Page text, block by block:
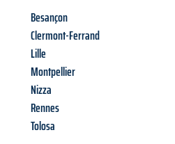
Besançon
Clermont-Ferrand
Lille
Montpellier
Nizza
Rennes
Tolosa